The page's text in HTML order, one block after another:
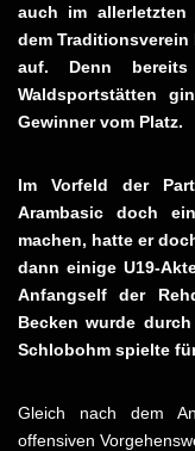
auch im
dem Traditionsverein
auf. Denn
Waldsportstätten
Gewinner vom Platz.
Im Vorfeld der
Arambasic doch
machen, hatte er
dann einige U19-
Anfangself der
Becken wurde
Schlobohm spielte
Gleich nach dem
offensiven